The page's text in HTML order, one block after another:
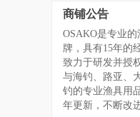
商铺公告
OSAKO是专业的
牌，具有15年的
致力于研发并授
与海钓、路亚、
钓的专业渔具用
年更新，不断改